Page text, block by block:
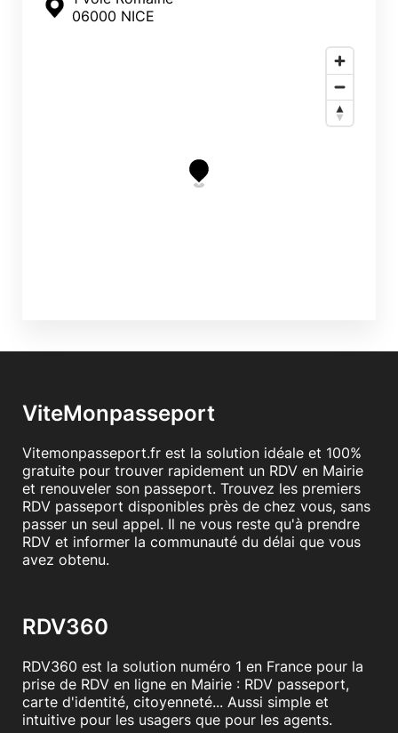
06000 NICE
ViteMonpasseport
Vitemonpasseport.fr est la solution idéale et 100%
gratuite pour trouver rapidement un RDV en Mairie
et renouveler son passeport. Trouvez les premiers
RDV passeport disponibles près de chez vous, sans
passer un seul appel. Il ne vous reste qu'à prendre
RDV et informer la communauté du délai que vous
avez obtenu.
RDV360
RDV360 est la solution numéro 1 en France pour la
prise de RDV en ligne en Mairie : RDV passeport,
carte d'identité, citoyenneté... Aussi simple et
intuitive pour les usagers que pour les agents.